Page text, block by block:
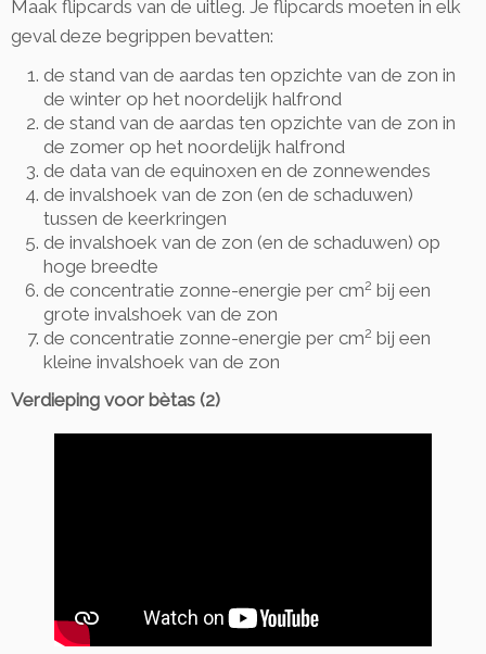
Maak flipcards van de uitleg. Je flipcards moeten in elk
geval deze begrippen bevatten:
de stand van de aardas ten opzichte van de zon in
de winter op het noordelijk halfrond
de stand van de aardas ten opzichte van de zon in
de zomer op het noordelijk halfrond
de data van de equinoxen en de zonnewendes
de invalshoek van de zon (en de schaduwen)
tussen de keerkringen
de invalshoek van de zon (en de schaduwen) op
hoge breedte
de concentratie zonne-energie per cm2 bij een
grote invalshoek van de zon
de concentratie zonne-energie per cm2 bij een
kleine invalshoek van de zon
Verdieping voor bètas (2)